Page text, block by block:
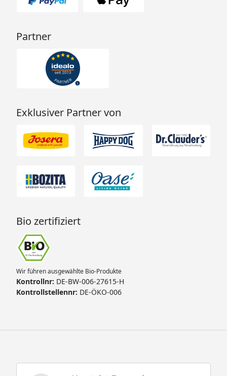
Partner
Exklusiver Partner von
Bio zertifiziert
Wir führen ausgewählte Bio-Produkte
Kontrollnr: DE-BW-006-27615-H
Kontrollstellennr: DE-ÖKO-006